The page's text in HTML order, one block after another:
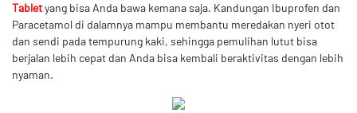
Tabletyang bisa Anda bawa kemana saja. Kandungan Ibuprofen dan
Paracetamol di dalamnya mampu membantu meredakan nyeri otot
dan sendi pada tempurung kaki, sehingga pemulihan lutut bisa
berjalan lebih cepat dan Anda bisa kembali beraktivitas dengan lebih
nyaman.